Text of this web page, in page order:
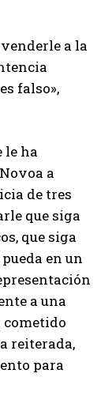
a la
falso»,
le ha
a
de tres
que siga
que siga
en un
a una
cometido
reiterada,
para